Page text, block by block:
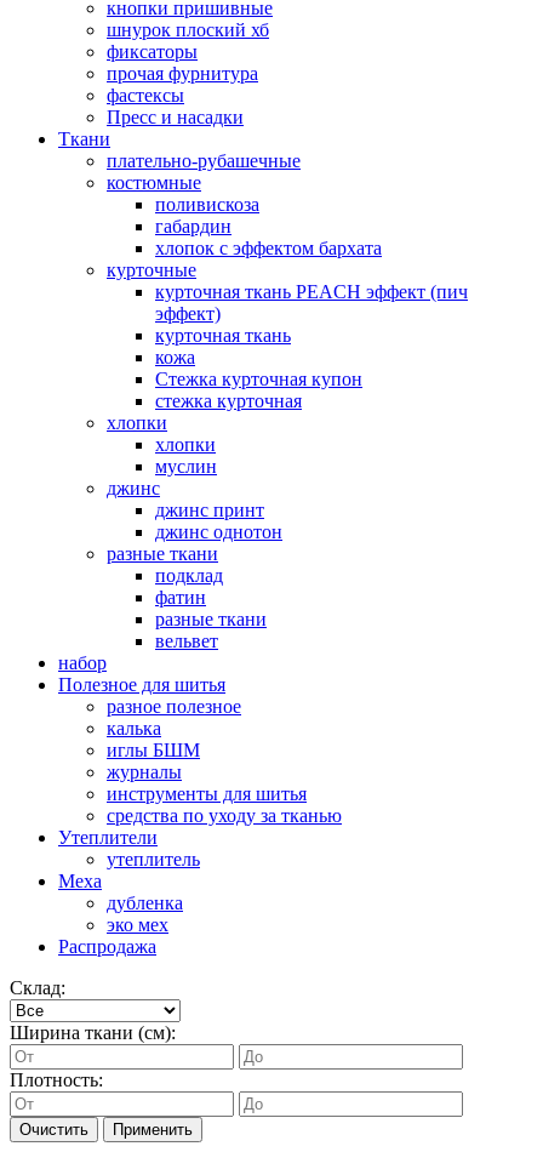
кнопки пришивные
шнурок плоский хб
фиксаторы
прочая фурнитура
фастексы
Пресс и насадки
Ткани
плательно-рубашечные
костюмные
поливискоза
габардин
хлопок с эффектом бархата
курточные
курточная ткань PEACH эффект (пич
эффект)
курточная ткань
кожа
Стежка курточная купон
стежка курточная
хлопки
хлопки
муслин
джинс
джинс принт
джинс однотон
разные ткани
подклад
фатин
разные ткани
вельвет
набор
Полезное для шитья
разное полезное
калька
иглы БШМ
журналы
инструменты для шитья
средства по уходу за тканью
Утеплители
утеплитель
Меха
дубленка
эко мех
Распродажа
Склад:
Ширина ткани (см):
Плотность:
Очистить Применить